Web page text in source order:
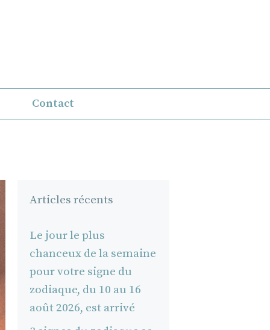
Contact
Articles récents
Le jour le plus
chanceux de la semaine
pour votre signe du
zodiaque, du 10 au 16
août 2026, est arrivé